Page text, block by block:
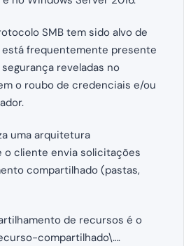
SMB tem sido alvo de
frequentemente presente
reveladas no
o roubo de credenciais e/ou
uma arquitetura
cliente envia solicitações
compartilhado (pastas,
de recursos é o
compartilhado\….